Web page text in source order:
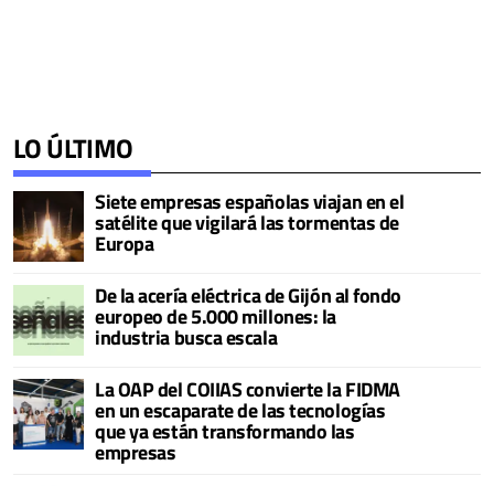
LO ÚLTIMO
Siete empresas españolas viajan en el
satélite que vigilará las tormentas de
Europa
De la acería eléctrica de Gijón al fondo
europeo de 5.000 millones: la
industria busca escala
La OAP del COIIAS convierte la FIDMA
en un escaparate de las tecnologías
que ya están transformando las
empresas